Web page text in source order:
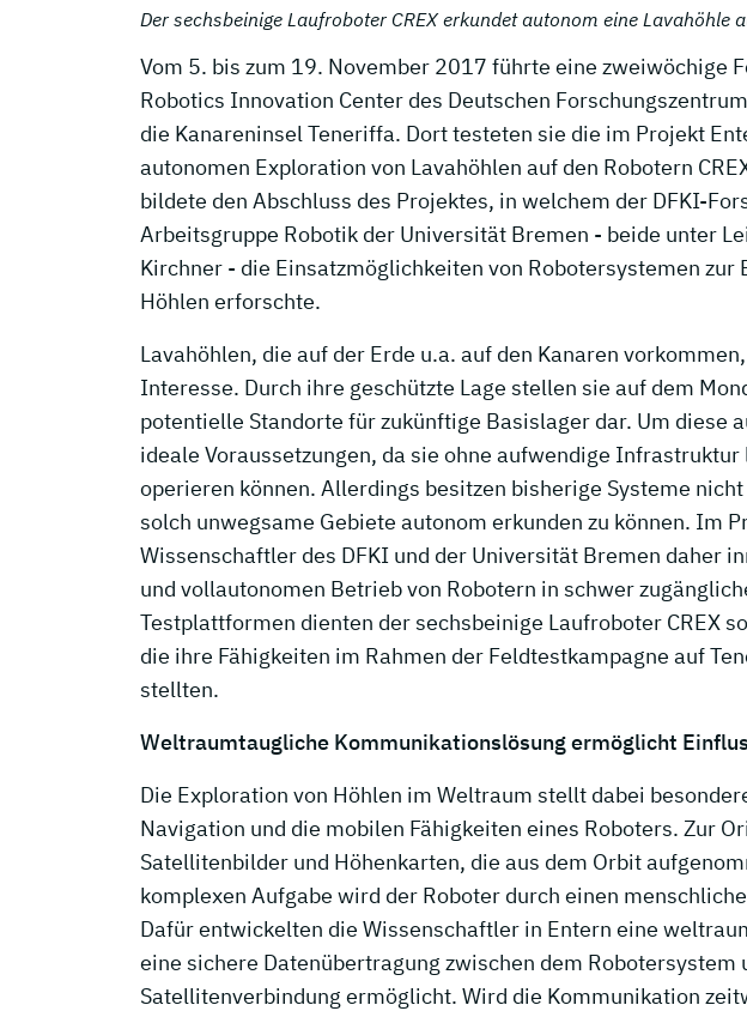
Der sechsbeinige Laufroboter CREX erkundet autonom eine Lavahöhle
Vom 5. bis zum 19. November 2017 führte eine zweiwöchige
Robotics Innovation Center des Deutschen
die Kanareninsel Teneriffa. Dort testeten sie die im Projekt
autonomen Exploration von Lavahöhlen auf den Robotern
bildete den Abschluss des Projektes, in welchem der DFKI-
Arbeitsgruppe Robotik der Universität Bremen - beide unter
Kirchner - die Einsatzmöglichkeiten von Robotersystemen zur
Höhlen erforschte.
Lavahöhlen, die auf der Erde u.a. auf den Kanaren
Interesse. Durch ihre geschützte Lage stellen sie auf dem
potentielle Standorte für zukünftige Basislager dar. Um diese
ideale Voraussetzungen, da sie ohne aufwendige
operieren können. Allerdings besitzen bisherige Systeme
solch unwegsame Gebiete autonom erkunden zu können. Im
Wissenschaftler des DFKI und der Universität Bremen daher
und vollautonomen Betrieb von Robotern in schwer
Testplattformen dienten der sechsbeinige Laufroboter CREX
die ihre Fähigkeiten im Rahmen der Feldtestkampagne auf
stellten.
Weltraumtaugliche Kommunikationslösung ermöglicht
Die Exploration von Höhlen im Weltraum stellt dabei
Navigation und die mobilen Fähigkeiten eines Roboters. Zur
Satellitenbilder und Höhenkarten, die aus dem Orbit
komplexen Aufgabe wird der Roboter durch einen
Dafür entwickelten die Wissenschaftler in Entern eine
eine sichere Datenübertragung zwischen dem Robotersystem
Satellitenverbindung ermöglicht. Wird die Kommunikation